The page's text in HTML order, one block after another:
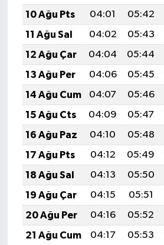
10 Ağu Pts
04:01 05:42
11 Ağu Sal
04:02 05:43
12 Ağu Çar
04:04 05:44
13 Ağu Per
04:06 05:45
14 Ağu Cum
04:07 05:46
15 Ağu Cts
04:09 05:47
16 Ağu Paz
04:10 05:48
17 Ağu Pts
04:12 05:49
18 Ağu Sal
04:13 05:50
19 Ağu Çar
04:15 05:51
20 Ağu Per
04:16 05:52
21 Ağu Cum
04:17 05:53